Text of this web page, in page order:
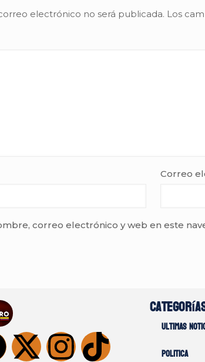
electrónico no será publicada. Los
Correo
correo electrónico y web en este
Ultimas
Politica